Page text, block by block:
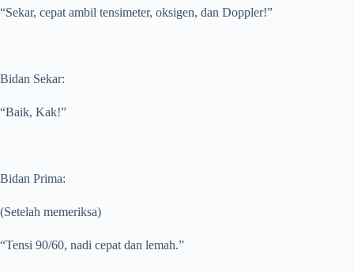
“Sekar, cepat ambil tensimeter, oksigen, dan Doppler!”
Bidan Sekar:
“Baik, Kak!”
Bidan Prima:
(Setelah memeriksa)
“Tensi 90/60, nadi cepat dan lemah.”